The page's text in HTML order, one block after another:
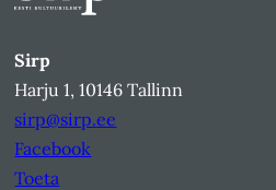
Sirp
Harju 1, 10146 Tallinn
sirp@sirp.ee
Facebook
Toeta